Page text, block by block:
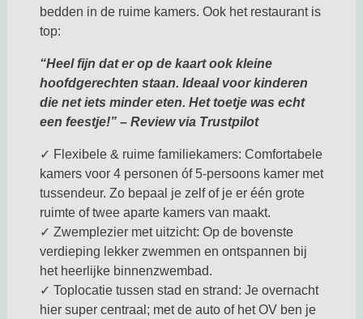
bedden in de ruime kamers. Ook het restaurant is
top:
“Heel fijn dat er op de kaart ook kleine
hoofdgerechten staan. Ideaal voor kinderen
die net iets minder eten. Het toetje was echt
een feestje!” – Review via Trustpilot
✓ Flexibele & ruime familiekamers: Comfortabele
kamers voor 4 personen óf 5-persoons kamer met
tussendeur. Zo bepaal je zelf of je er één grote
ruimte of twee aparte kamers van maakt.
✓ Zwemplezier met uitzicht: Op de bovenste
verdieping lekker zwemmen en ontspannen bij
het heerlijke binnenzwembad.
✓ Toplocatie tussen stad en strand: Je overnacht
hier super centraal; met de auto of het OV ben je